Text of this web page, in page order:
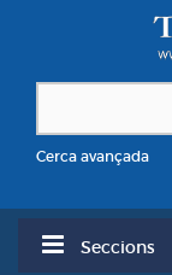
Cerca avançada
Seccions